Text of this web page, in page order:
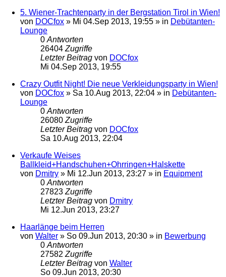
5. Wiener-Trachtenparty in der Bergstation Tirol in Wien!
von DOCfox » Mi 04.Sep 2013, 19:55 » in Debütanten-
Lounge
0 Antworten
26404 Zugriffe
Letzter Beitrag von DOCfox
Mi 04.Sep 2013, 19:55
Crazy Outfit Night! Die neue Verkleidungsparty in Wien!
von DOCfox » Sa 10.Aug 2013, 22:04 » in Debütanten-
Lounge
0 Antworten
26080 Zugriffe
Letzter Beitrag von DOCfox
Sa 10.Aug 2013, 22:04
Verkaufe Weises
Ballkleid+Handschuhen+Ohrringen+Halskette
von Dmitry » Mi 12.Jun 2013, 23:27 » in Equipment
0 Antworten
27823 Zugriffe
Letzter Beitrag von Dmitry
Mi 12.Jun 2013, 23:27
Haarlänge beim Herren
von Walter » So 09.Jun 2013, 20:30 » in Bewerbung
0 Antworten
27582 Zugriffe
Letzter Beitrag von Walter
So 09.Jun 2013, 20:30